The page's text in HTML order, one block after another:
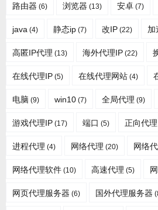
路由器 (6) 浏览器 (13) 安卓 (7)
java (4) 静态ip (7) 改IP (22) 加
高匿IP代理 (13) 海外代理IP (22)
在线代理IP (5) 在线代理网站 (4)
电脑 (9) win10 (7) 全局代理 (9)
游戏代理IP (17) 端口 (5) 正向代理
进程代理 (4) 网络代理 (20) 网络
网络代理软件 (10) 高速代理 (5)
网页代理服务器 (6) 国外代理服务器